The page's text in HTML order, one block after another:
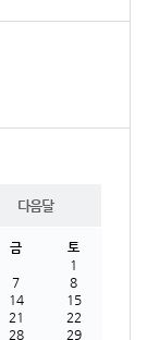
다음달
금
토
1
7
8
14
15
21
22
28 29